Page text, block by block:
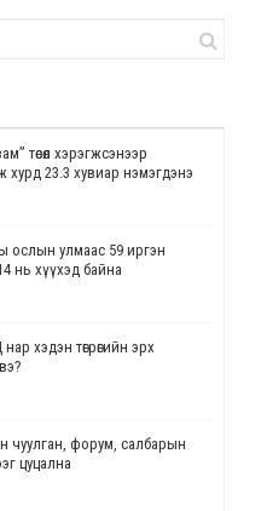
төсөл хэрэгжсэнээр
хурд 23.3 хувиар нэмэгдэнэ
ослын улмаас 59 иргэн
нь хүүхэд байна
хэдэн төгрөгийн эрх
чуулган, форум, салбарын
цуцална